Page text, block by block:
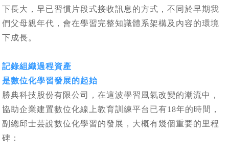
下長大，早已習慣片段式接收訊息的方式，不同於早期我
們父母親年代，會在學習完整知識體系架構及內容的環境
下成長。
記錄組織過程資產
是數位化學習發展的起始
勝典科技股份有限公司，在這波學習風氣改變的潮流中，
協助企業建置數位化線上教育訓練平台已有18年的時間，
副總邱士芸說數位化學習的發展，大概有幾個重要的里程
碑：